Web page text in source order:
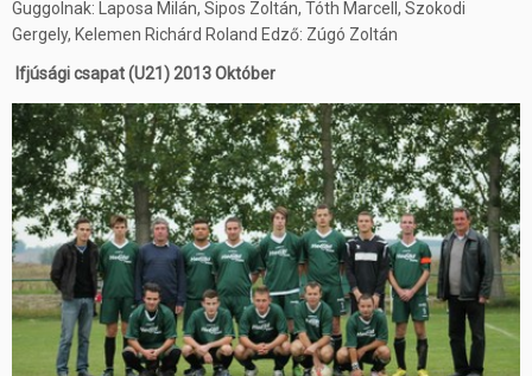
Guggolnak: Laposa Milán, Sipos Zoltán, Tóth Marcell, Szokodi
Gergely, Kelemen Richárd Roland Edző: Zúgó Zoltán
Ifjúsági csapat (U21) 2013 Október